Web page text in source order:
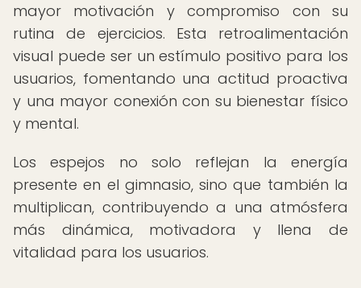
mayor motivación y compromiso con su
rutina de ejercicios. Esta retroalimentación
visual puede ser un estímulo positivo para los
usuarios, fomentando una actitud proactiva
y una mayor conexión con su bienestar físico
y mental.
Los espejos no solo reflejan la energía
presente en el gimnasio, sino que también la
multiplican, contribuyendo a una atmósfera
más dinámica, motivadora y llena de
vitalidad para los usuarios.